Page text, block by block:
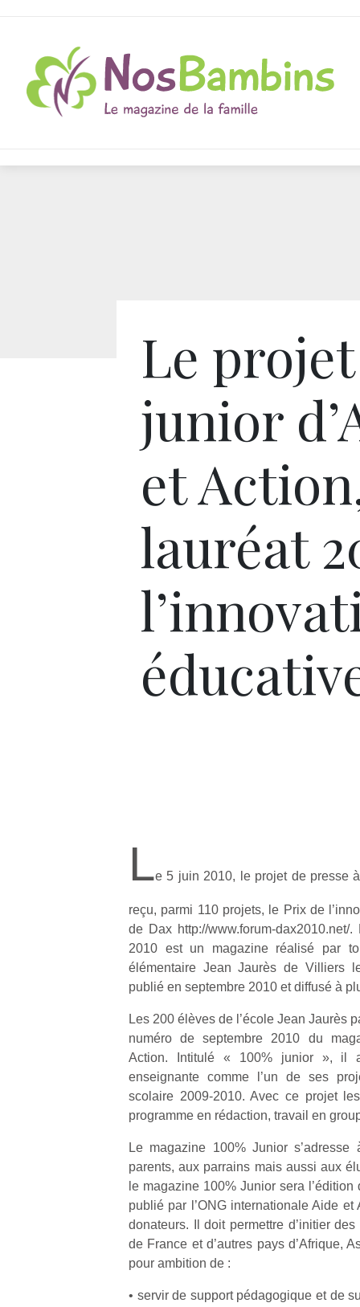
Le projet
junior
et
lauréat
Le 5 juin 2010, le projet de presse
reçu, parmi 110 projets, le Prix de
de Dax http://www.forum-
2010 est un magazine réalisé par
élémentaire Jean Jaurès de Villiers
publié en septembre 2010 et diffusé à
Les 200 élèves de l’école Jean Jaurès
numéro de septembre 2010 du
Action. Intitulé « 100% junior », il
enseignante comme l’un de ses
scolaire 2009-2010. Avec ce projet
programme en rédaction, travail en
Le magazine 100% Junior
parents, aux parrains mais aussi aux
le magazine 100% Junior sera
publié par l’ONG internationale Aide
donateurs. Il doit permettre d’initier
de France et d’autres pays d’Afrique,
pour ambition de :
• servir de support pédagogique et de